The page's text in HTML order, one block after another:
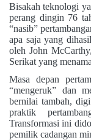
Bisakah teknologi
perang dingin 76
“nasib”
apa saja yang
oleh John
Serikat yang
Masa depan
“mengeruk” dan
bernilai tambah,
praktik
Transformasi ini
pemilik cadangan